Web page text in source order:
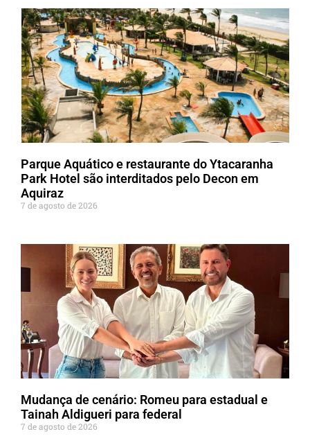
Parque Aquático e restaurante do Ytacaranha
Park Hotel são interditados pelo Decon em
Aquiraz
7 de agosto de 2026
Mudança de cenário: Romeu para estadual e
Tainah Aldigueri para federal
7 de agosto de 2026